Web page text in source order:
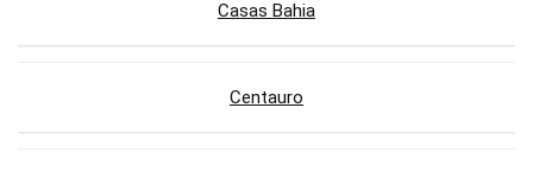
Casas Bahia
Centauro